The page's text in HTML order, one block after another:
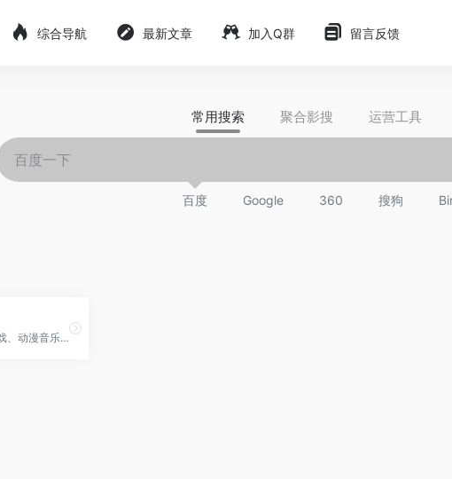
综合导航 最新文章 加入Q群 留言反馈
常用搜索 聚合影搜 运营工具
百度 Google 360 搜狗
动画、蛮好、游戏、动漫音乐资源下载